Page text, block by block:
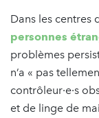
Dans les centres
personnes
problèmes
n’a « pas
contrôleur·e·s
et de linge de